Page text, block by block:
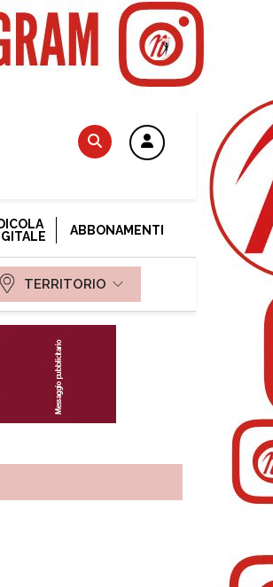
ABBONAMENTI
TERRITORIO